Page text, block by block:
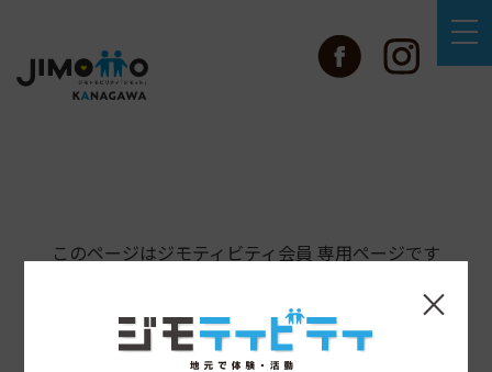
このページはジモティビティ会員 専用ページです
×